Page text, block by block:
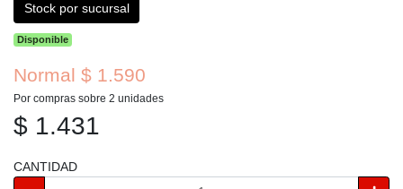
Stock por sucursal
Disponible
Normal $ 1.590
Por compras sobre 2 unidades
$ 1.431
CANTIDAD